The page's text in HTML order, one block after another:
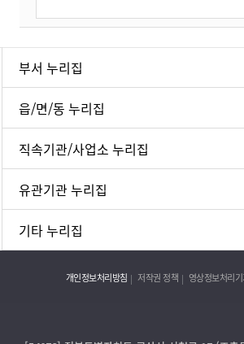
부서 누리집
읍/면/동 누리집
직속기관/사업소 누리집
유관기관 누리집
기타 누리집
개인정보처리방침 저작권 정책 영상정보처리